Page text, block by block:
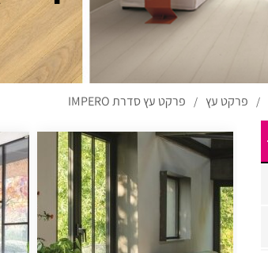
/ פרקט עץ / פרקט עץ סדרת IMPERO